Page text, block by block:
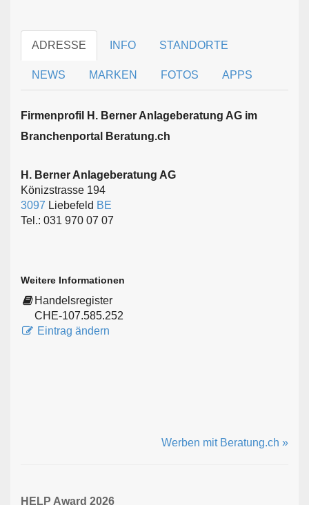
ADRESSE INFO STANDORTE
NEWS MARKEN FOTOS APPS
Firmen­profil H. Berner Anlageberatung AG im
Branchen­portal Beratung.ch
H. Berner Anlageberatung AG
Könizstrasse 194
3097 Liebefeld BE
Tel.: 031 970 07 07
Weitere Informationen
Handelsregister
CHE-107.585.252
Eintrag ändern
Werben mit Beratung.ch »
HELP Award 2026